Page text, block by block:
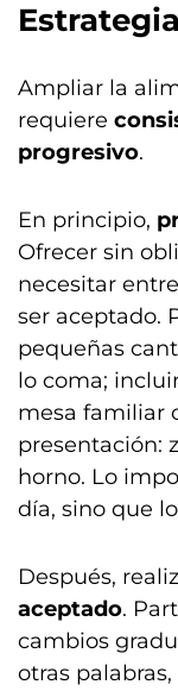
Ampliar la
requiere
progresivo.
En principio,
Ofrecer sin
necesitar
ser aceptado.
pequeñas
lo coma;
mesa familiar
presentación:
horno. Lo
día, sino que
Después,
aceptado.
cambios
otras